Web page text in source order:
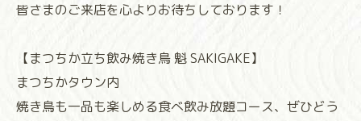
皆さまのご来店を心よりお待ちしております！
【まつちか立ち飲み焼き鳥 魁 SAKIGAKE】
まつちかタウン内
焼き鳥も一品も楽しめる食べ飲み放題コース、ぜひどう